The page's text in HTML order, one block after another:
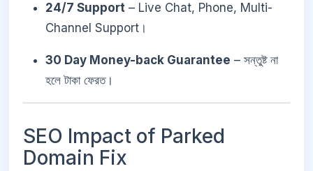
24/7 Support – Live Chat, Phone, Multi-
Channel Support।
30 Day Money-back Guarantee – সন্তুষ্ট না
হলে টাকা ফেরত।
SEO Impact of Parked
Domain Fix